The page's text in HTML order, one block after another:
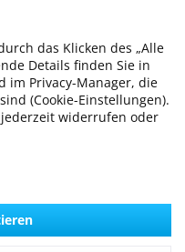
Muskelkrämpfe. Sie
das Klicken des „Alle
Details finden Sie in
im Privacy-Manager, die
(Cookie-Einstellungen).
widerrufen oder